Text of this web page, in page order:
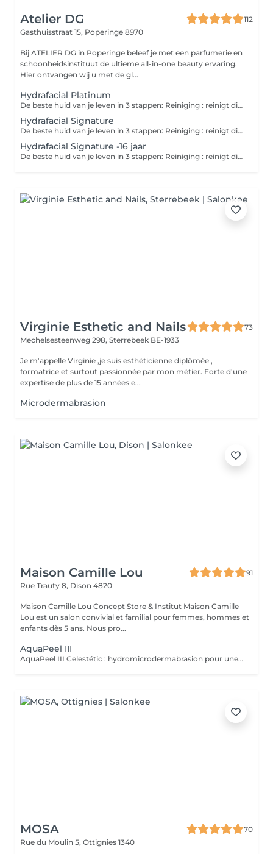
Atelier DG
112
Gasthuisstraat 15, Poperinge 8970
Bij ATELIER DG in Poperinge beleef je met een parfumerie en
schoonheidsinstituut de ultieme all-in-one beauty ervaring.
Hier ontvangen wij u met de gl...
Hydrafacial Platinum
De beste huid van je leven in 3 stappen: Reiniging : reinigt diep met een milde peeling om een nieuwe huidlaag bloot te leggen. Extractie : verwijdert onzuiverheden uit de poriën met een pijnloze, zachte vacuüm. Hydrateer : Verzadigt het huidoppervlak met intense vocht inbrengende en voedende ingrediënten. Bij deze behandeling 'Platinum' is voorzien van lymfedrainage, peeling + booster + Led therapy Hydrafacial levert resultaten al bij 1 behandeling : Klinisch bewezen verbetering Fijne lijntjes, doffe en vermoeide huid, uitgedroogde huid, chronisch droge/beschadigde huid, verstopping en littekens na acnè, oneffen huidtextuur, roodheid, donkere vlekken en pigmentatie.
Hydrafacial Signature
De beste huid van je leven in 3 stappen: Reiniging : reinigt diep met een milde peeling om een nieuwe huidlaag bloot te leggen. Extractie : verwijdert onzuiverheden uit de poriën met een pijnloze, zachte vacuüm. Hydrateer : Verzadigt het huidoppervlak met intense vocht inbrengende en voedende ingrediënten. Hydrafacial levert resultaten al bij 1 behandeling : Klinisch bewezen verbetering Fijne lijntjes, doffe en vermoeide huid, uitgedroogde huid, chronisch droge/beschadigde huid, verstopping en littekens na acnè, oneffen huidtextuur, roodheid, donkere vlekken en pigmentatie. Opgelet : hierbij wordt geen Booster toegepast zoals bij de Platinum!!!
Hydrafacial Signature -16 jaar
De beste huid van je leven in 3 stappen: Reiniging : reinigt diep met een milde peeling om een nieuwe huidlaag bloot te leggen. Extractie : verwijdert onzuiverheden uit de poriën met een pijnloze, zachte vacuüm. Hydrateer : Verzadigt het huidoppervlak met intense vocht inbrengende en voedende ingrediënten. Hydrafacial levert resultaten al bij 1 behandeling : Klinisch bewezen verbetering Fijne lijntjes, doffe en vermoeide huid, uitgedroogde huid, chronisch droge/beschadigde huid, verstopping en littekens na acnè, oneffen huidtextuur, roodheid, donkere vlekken en pigmentatie.
Virginie Esthetic and Nails
73
Mechelsesteenweg 298, Sterrebeek BE-1933
Je m'appelle Virginie ,je suis esthéticienne diplômée ,
formatrice et surtout passionnée par mon métier. Forte d'une
expertise de plus de 15 années e...
Microdermabrasion
Maison Camille Lou
91
Rue Trauty 8, Dison 4820
Maison Camille Lou Concept Store & Institut Maison Camille
Lou est un salon convivial et familial pour femmes, hommes et
enfants dès 5 ans. Nous pro...
AquaPeel III
AquaPeel III Celestétic : hydromicrodermabrasion pour une peau éclatante Découvrez AquaPeel III, la technologie Celestétic d'hydromicrodermabrasion, un soin visage innovant qui combine nettoyage en profondeur, exfoliation douce et infusion d'actifs hydratants, pour une peau lisse, purifiée et revitalisée. Comment ça fonctionne ? Grâce à l'hydromicrodermabrasion, le soin : Élimine les impuretés et les cellules mortes Exfolie en douceur pour lisser le grain de peau Infuse des actifs hydratants et nutritifs pour repulper et revitaliser la peau Permet l'extraction des comédons si nécessaire Les bénéfices : Peau purifiée, douce et éclatante Teint lisse et uniforme Hydratation profonde et confort immédiat Réduction des imperfections et prévention des irrégularités Convient à tous les types de peau, même les plus sensibles Le AquaPeel III de Celestétic est idéal pour celles et ceux qui souhaitent un soin visage high-tech, efficace et relaxant, pour un résultat visible dès la première séance. Réservez votre soin AquaPeel III Celestétic sur Salonkee et profitez d'une expérience visage professionnelle et sensorielle unique.
MOSA
70
Rue du Moulin 5, Ottignies 1340